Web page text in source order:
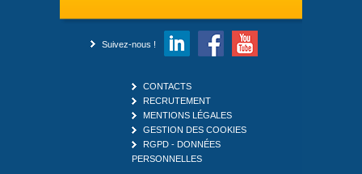
Suivez-nous !
CONTACTS
RECRUTEMENT
MENTIONS LÉGALES
GESTION DES COOKIES
RGPD - DONNÉES
PERSONNELLES